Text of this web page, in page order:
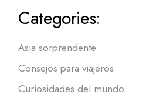
Categories:
Asia sorprendente
Consejos para viajeros
Curiosidades del mundo